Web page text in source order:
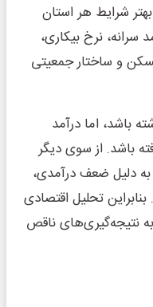
شرایط هر استان
سرانه، نرخ بیکاری،
و ساختار جمعیتی
باشد، اما درآمد
باشد. از سوی دیگر
دلیل ضعف درآمدی،
تحلیل اقتصادی
نتیجه‌گیری‌های ناقص